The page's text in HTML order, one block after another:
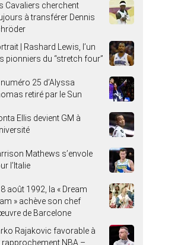
Cavaliers cherchent
à transférer Dennis
| Rashard Lewis, l’un
pionniers du “stretch four”
numéro 25 d’Alyssa
retiré par le Sun
Ellis devient GM à
Mathews s’envole
l’Italie
8 août 1992, la « Dream
» achève son chef
de Barcelone
Rajakovic favorable à
rapprochement NBA –